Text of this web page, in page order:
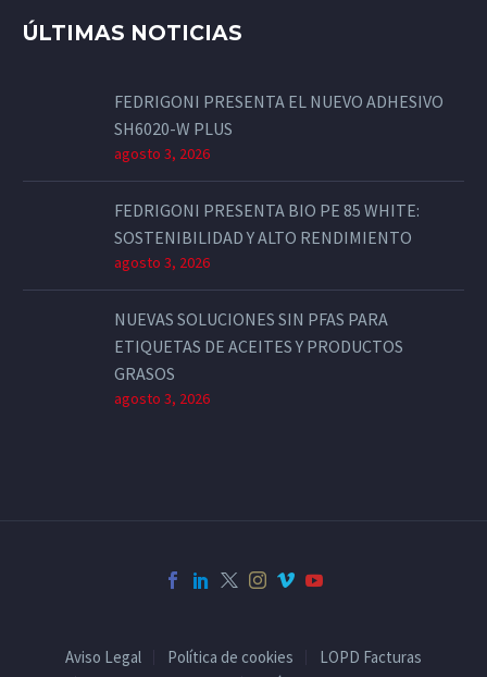
ÚLTIMAS NOTICIAS
FEDRIGONI PRESENTA EL NUEVO ADHESIVO
SH6020-W PLUS
agosto 3, 2026
FEDRIGONI PRESENTA BIO PE 85 WHITE:
SOSTENIBILIDAD Y ALTO RENDIMIENTO
agosto 3, 2026
NUEVAS SOLUCIONES SIN PFAS PARA
ETIQUETAS DE ACEITES Y PRODUCTOS
GRASOS
agosto 3, 2026
Aviso Legal Política de cookies
LOPD Facturas